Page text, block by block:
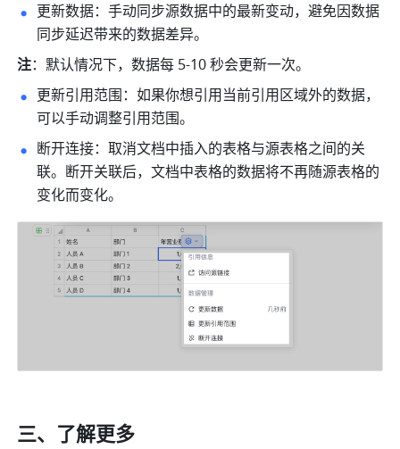
更新数据：手动同步源数据中的最新变动，避免因数据
同步延迟带来的数据差异。
注：默认情况下，数据每 5-10 秒会更新一次。
更新引用范围：如果你想引用当前引用区域外的数据，
可以手动调整引用范围。
断开连接：取消文档中插入的表格与源表格之间的关
联。断开关联后，文档中表格的数据将不再随源表格的
变化而变化。
三、了解更多